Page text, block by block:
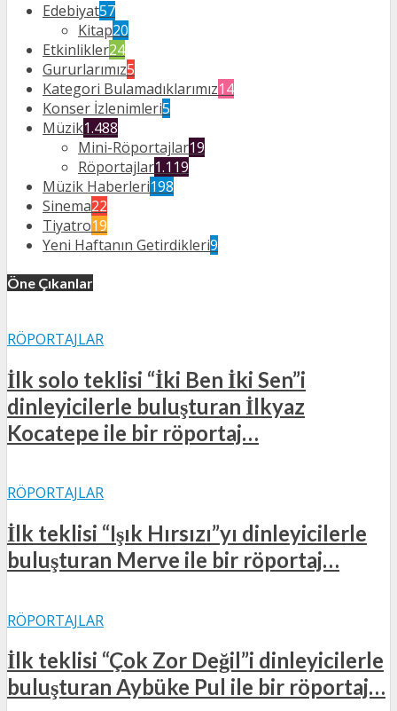
Edebiyat57
Kitap20
Etkinlikler24
Gururlarımız5
Kategori Bulamadıklarımız14
Konser İzlenimleri5
Müzik1.488
Mini-Röportajlar19
Röportajlar1.119
Müzik Haberleri198
Sinema22
Tiyatro19
Yeni Haftanın Getirdikleri9
Öne Çıkanlar
RÖPORTAJLAR
İlk solo teklisi “İki Ben İki Sen”i
dinleyicilerle buluşturan İlkyaz
Kocatepe ile bir röportaj…
RÖPORTAJLAR
İlk teklisi “Işık Hırsızı”yı dinleyicilerle
buluşturan Merve ile bir röportaj…
RÖPORTAJLAR
İlk teklisi “Çok Zor Değil”i dinleyicilerle
buluşturan Aybüke Pul ile bir röportaj…